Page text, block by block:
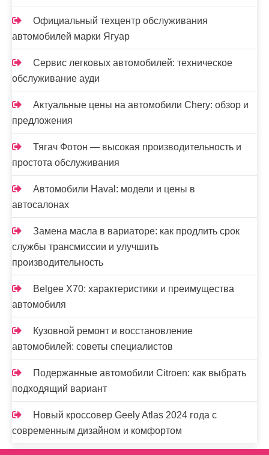
Официальный техцентр обслуживания
автомобилей марки Ягуар
Сервис легковых автомобилей: техническое
обслуживание ауди
Актуальные цены на автомобили Chery: обзор и
предложения
Тягач Фотон — высокая производительность и
простота обслуживания
Автомобили Haval: модели и цены в
автосалонах
Замена масла в вариаторе: как продлить срок
службы трансмиссии и улучшить
производительность
Belgee X70: характеристики и преимущества
автомобиля
Кузовной ремонт и восстановление
автомобилей: советы специалистов
Подержанные автомобили Citroen: как выбрать
подходящий вариант
Новый кроссовер Geely Atlas 2024 года с
современным дизайном и комфортом